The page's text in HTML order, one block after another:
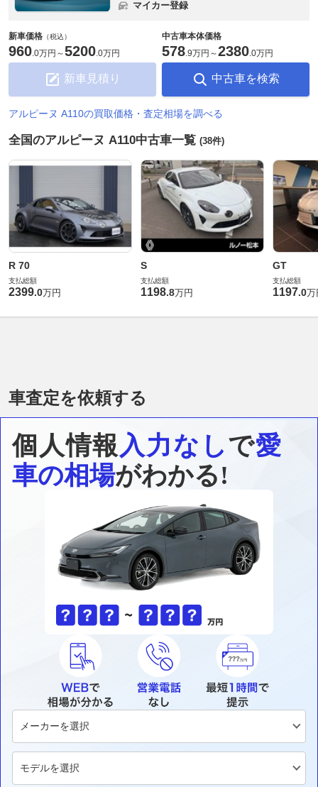
マイカー登録
新車価格 （税込）
960.0万円 ～5200.0万円
新車見積り
中古車本体価格
578.9万円 ～2380.0万円
中古車を検索
アルピーヌ A110の買取価格・査定相場を調べる
全国のアルピーヌ A110中古車一覧 (38件)
R 70
支払総額
2399.0万円
S
支払総額
1198.8万円
GT
支払総額
1197.0万
車査定を依頼する
個人情報入力なしで愛
車の相場がわかる!